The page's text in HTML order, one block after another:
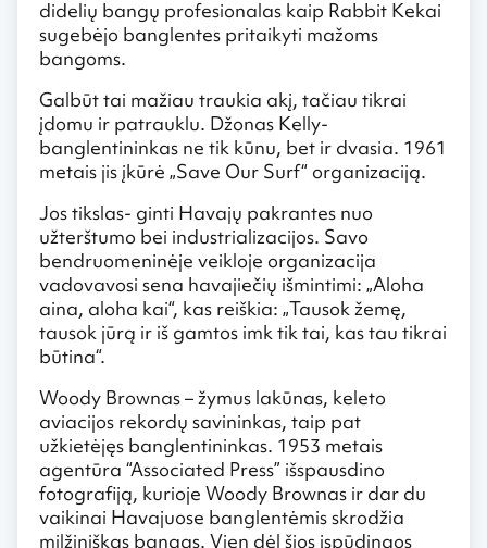
didelių bangų profesionalas kaip Rabbit Kekai
sugebėjo banglentes pritaikyti mažoms
bangoms.
Galbūt tai mažiau traukia akį, tačiau tikrai
įdomu ir patrauklu. Džonas Kelly-
banglentininkas ne tik kūnu, bet ir dvasia. 1961
metais jis įkūrė „Save Our Surf“ organizaciją.
Jos tikslas- ginti Havajų pakrantes nuo
užterštumo bei industrializacijos. Savo
bendruomeninėje veikloje organizacija
vadovavosi sena havajiečių išmintimi: „Aloha
aina, aloha kai“, kas reiškia: „Tausok žemę,
tausok jūrą ir iš gamtos imk tik tai, kas tau tikrai
būtina“.
Woody Brownas – žymus lakūnas, keleto
aviacijos rekordų savininkas, taip pat
užkietėjęs banglentininkas. 1953 metais
agentūra “Associated Press” išspausdino
fotografiją, kurioje Woody Brownas ir dar du
vaikinai Havajuose banglentėmis skrodžia
milžiniškas bangas. Vien dėl šios įspūdingos